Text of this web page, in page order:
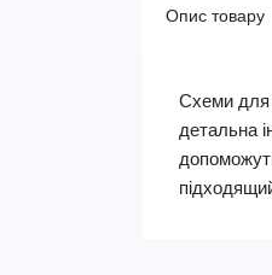
Опис товару
Схеми для
детальна